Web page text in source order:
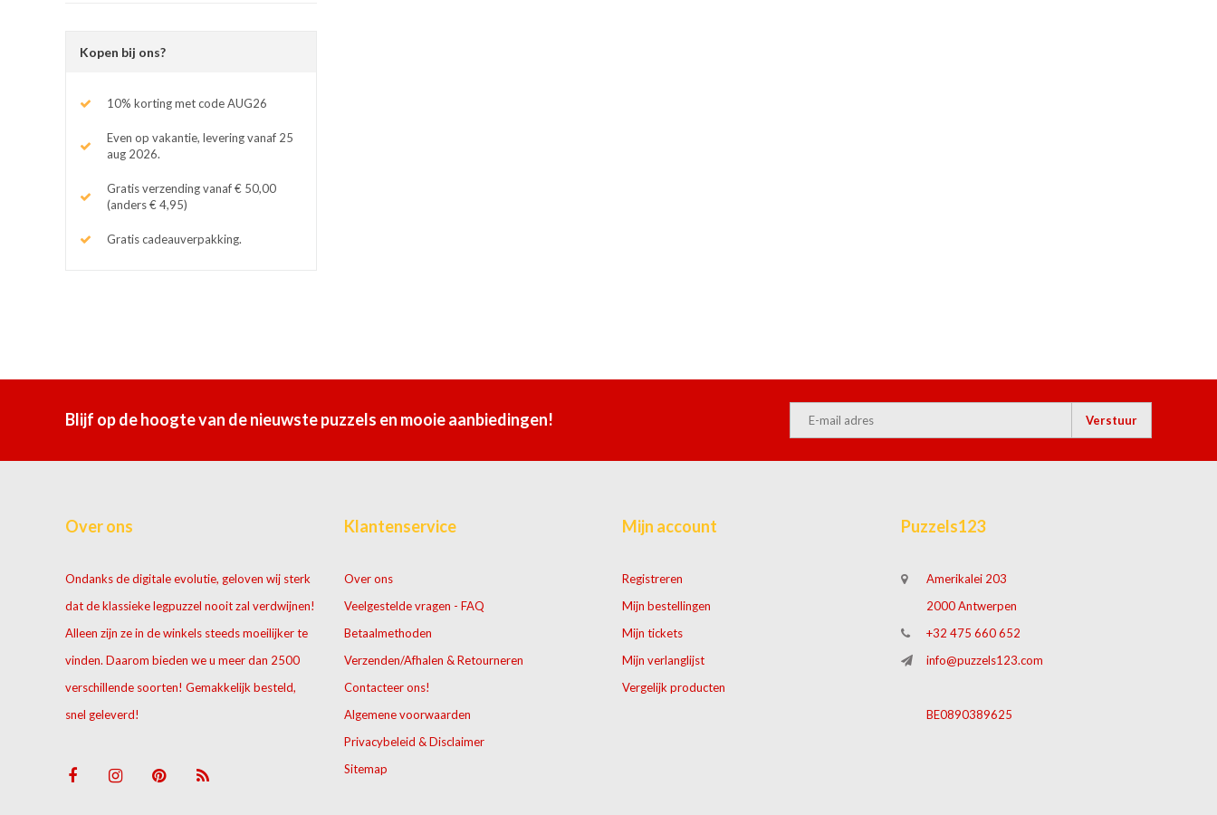
Kopen bij ons?
10% korting met code AUG26
Even op vakantie, levering vanaf 25
aug 2026.
Gratis verzending vanaf € 50,00
(anders € 4,95)
Gratis cadeauverpakking.
Blijf op de hoogte van de nieuwste puzzels en mooie aanbiedingen! Verstuur
Over ons
Ondanks de digitale evolutie, geloven wij sterk
dat de klassieke legpuzzel nooit zal verdwijnen!
Alleen zijn ze in de winkels steeds moeilijker te
vinden. Daarom bieden we u meer dan 2500
verschillende soorten! Gemakkelijk besteld,
snel geleverd!
Klantenservice
Over ons
Veelgestelde vragen - FAQ
Betaalmethoden
Verzenden/Afhalen & Retourneren
Contacteer ons!
Algemene voorwaarden
Privacybeleid & Disclaimer
Sitemap
Mijn account
Registreren
Mijn bestellingen
Mijn tickets
Mijn verlanglijst
Vergelijk producten
Puzzels123
Amerikalei 203
2000 Antwerpen
+32 475 660 652
info@puzzels123.com
BE0890389625